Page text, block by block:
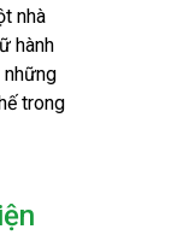
nhà
hành
trong